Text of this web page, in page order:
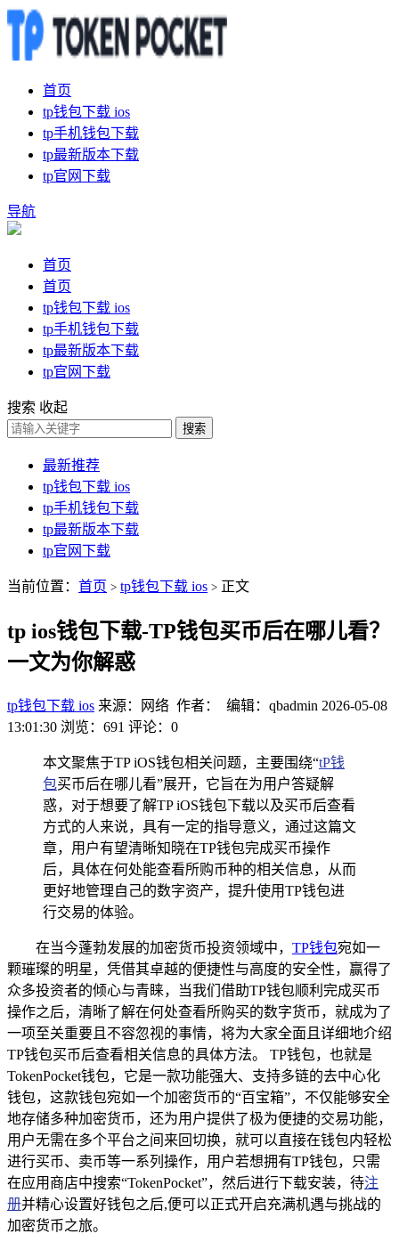
首页
tp钱包下载 ios
tp手机钱包下载
tp最新版本下载
tp官网下载
导航
首页
首页
tp钱包下载 ios
tp手机钱包下载
tp最新版本下载
tp官网下载
搜索 收起
搜索
最新推荐
tp钱包下载 ios
tp手机钱包下载
tp最新版本下载
tp官网下载
当前位置： 首页 > tp钱包下载 ios > 正文
tp ios钱包下载-TP钱包买币后在哪儿看？
一文为你解惑
tp钱包下载 ios 来源：网络 作者： 编辑：qbadmin 2026-05-08
13:01:30 浏览：691 评论：0
本文聚焦于TP iOS钱包相关问题，主要围绕“tP钱
包买币后在哪儿看”展开，它旨在为用户答疑解
惑，对于想要了解TP iOS钱包下载以及买币后查看
方式的人来说，具有一定的指导意义，通过这篇文
章，用户有望清晰知晓在TP钱包完成买币操作
后，具体在何处能查看所购币种的相关信息，从而
更好地管理自己的数字资产，提升使用TP钱包进
行交易的体验。
在当今蓬勃发展的加密货币投资领域中， TP钱包宛如一
颗璀璨的明星，凭借其卓越的便捷性与高度的安全性，赢得了
众多投资者的倾心与青睐，当我们借助TP钱包顺利完成买币
操作之后，清晰了解在何处查看所购买的数字货币，就成为了
一项至关重要且不容忽视的事情，将为大家全面且详细地介绍
TP钱包买币后查看相关信息的具体方法。 TP钱包，也就是
TokenPocket钱包，它是一款功能强大、支持多链的去中心化
钱包，这款钱包宛如一个加密货币的“百宝箱”，不仅能够安全
地存储多种加密货币，还为用户提供了极为便捷的交易功能，
用户无需在多个平台之间来回切换，就可以直接在钱包内轻松
进行买币、卖币等一系列操作，用户若想拥有TP钱包，只需
在应用商店中搜索“TokenPocket”，然后进行下载安装，待注
册并精心设置好钱包之后,便可以正式开启充满机遇与挑战的
加密货币之旅。